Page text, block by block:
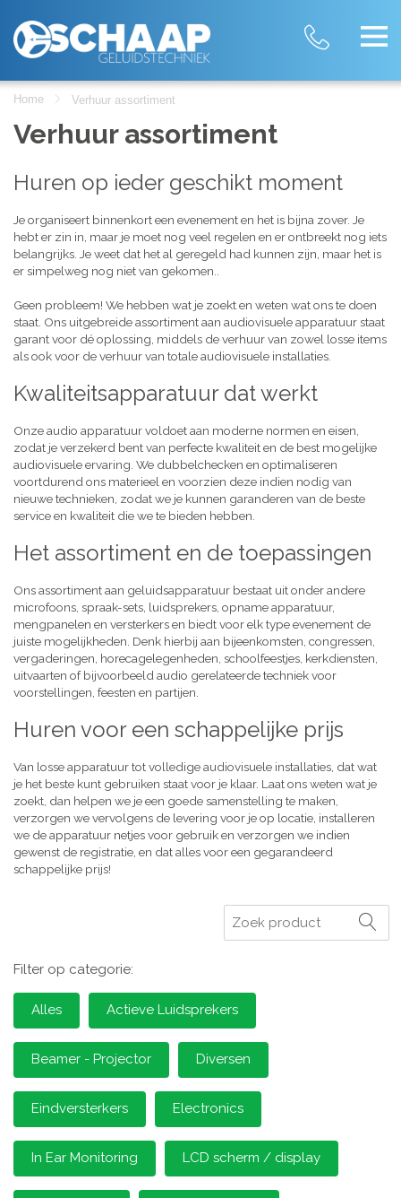
Home Verhuur assortiment
Verhuur assortiment
Huren op ieder geschikt moment
Je organiseert binnenkort een evenement en het is bijna zover. Je
hebt er zin in, maar je moet nog veel regelen en er ontbreekt nog iets
belangrijks. Je weet dat het al geregeld had kunnen zijn, maar het is
er simpelweg nog niet van gekomen..
Geen probleem! We hebben wat je zoekt en weten wat ons te doen
staat. Ons uitgebreide assortiment aan audiovisuele apparatuur staat
garant voor dé oplossing, middels de verhuur van zowel losse items
als ook voor de verhuur van totale audiovisuele installaties.
Kwaliteitsapparatuur dat werkt
Onze audio apparatuur voldoet aan moderne normen en eisen,
zodat je verzekerd bent van perfecte kwaliteit en de best mogelijke
audiovisuele ervaring. We dubbelchecken en optimaliseren
voortdurend ons materieel en voorzien deze indien nodig van
nieuwe technieken, zodat we je kunnen garanderen van de beste
service en kwaliteit die we te bieden hebben.
Het assortiment en de toepassingen
Ons assortiment aan geluidsapparatuur bestaat uit onder andere
microfoons, spraak-sets, luidsprekers, opname apparatuur,
mengpanelen en versterkers en biedt voor elk type evenement de
juiste mogelijkheden. Denk hierbij aan bijeenkomsten, congressen,
vergaderingen, horecagelegenheden, schoolfeestjes, kerkdiensten,
uitvaarten of bijvoorbeeld audio gerelateerde techniek voor
voorstellingen, feesten en partijen.
Huren voor een schappelijke prijs
Van losse apparatuur tot volledige audiovisuele installaties, dat wat
je het beste kunt gebruiken staat voor je klaar. Laat ons weten wat je
zoekt, dan helpen we je een goede samenstelling te maken,
verzorgen we vervolgens de levering voor je op locatie, installeren
we de apparatuur netjes voor gebruik en verzorgen we indien
gewenst de registratie, en dat alles voor een gegarandeerd
schappelijke prijs!
Zoeken
Filter op categorie:
Alles Actieve Luidsprekers
Beamer - Projector Diversen
Eindversterkers Electronics
In Ear Monitoring LCD scherm / display